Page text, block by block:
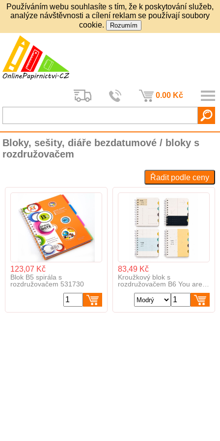
Používáním webu souhlasíte s tím, že k poskytování služeb,
analýze návštěvnosti a cílení reklam se používají soubory
cookie.
0.00 Kč
Bloky, sešity, diáře bezdatumové / bloky s
rozdružovačem
123,07 Kč
Blok B5 spirála s
rozdružovačem 531730
83,49 Kč
Kroužkový blok s
rozdružovačem B6 You are